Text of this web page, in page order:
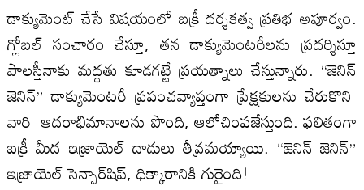
డాక్యుమెంట్ చేసే విషయంలో బక్రీ దర్శకత్వ ప్రతిభ అపూర్వం.
గ్లోబల్ సంచారం చేస్తూ, తన డాక్యుమెంటరీలను ప్రదర్శిస్తూ
పాలస్తీనాకు మద్దతు కూడగట్టే ప్రయత్నాలు చేస్తున్నారు. “జెనిన్
జెనిన్” డాక్యుమెంటరీ ప్రపంచవ్యాప్తంగా ప్రేక్షకులను చేరుకొని
వారి ఆదరాభిమానాలను పొంది, ఆలోచింపజేస్తుంది. ఫలితంగా
బక్రీ మీద ఇజ్రాయెల్ దాడులు తీవ్రమయ్యాయి. “జెనిన్ జెనిన్”
ఇజ్రాయెల్ సెన్సార్‌షిప్, ధిక్కారానికి గురైంది!